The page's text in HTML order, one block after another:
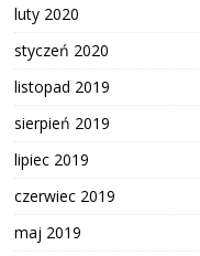
luty 2020
styczeń 2020
listopad 2019
sierpień 2019
lipiec 2019
czerwiec 2019
maj 2019